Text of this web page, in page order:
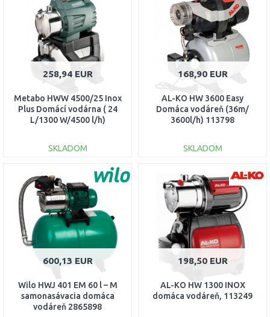
Porovnať Porovnať
258,94 EUR
Metabo HWW 4500/25 Inox
Plus Domácí vodárna ( 24
L/1300 W/4500 l/h)
SKLADOM
DO KOŠÍKA
Porovnať
168,90 EUR
AL-KO HW 3600 Easy
Domáca vodáreň (36m/
3600l/h) 113798
SKLADOM
DO KOŠÍKA
Porovnať
600,13 EUR
Wilo HWJ 401 EM 60 l – M
samonasávacia domáca
vodáreň 2865898
198,50 EUR
AL-KO HW 1300 INOX
domáca vodáreň, 113249